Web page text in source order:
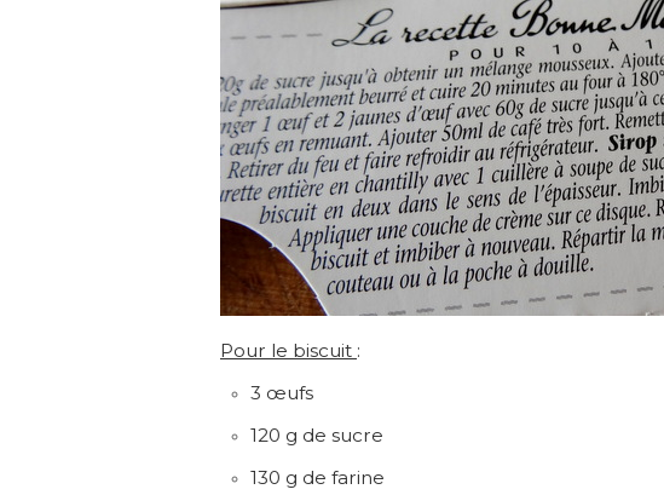
Pour le biscuit :
3 œufs
120 g de sucre
130 g de farine